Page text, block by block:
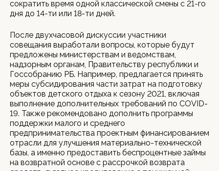
сократить время одной классической смены с 21-го
дня до 14-ти или 18-ти дней.
После двухчасовой дискуссии участники
совещания выработали вопросы, которые будут
предложены министерствам и ведомствам,
надзорным органам, Правительству республики и
Госсобранию РБ. Например, предлагается принять
меры субсидирования части затрат на подготовку
объектов детского отдыха к сезону 2021, включая
выполнение дополнительных требований по COVID-
19. Также рекомендовано дополнить программы
поддержки малого и среднего
предпринимательства проектным финансированием
отрасли для улучшения материально-технической
базы, а именно предоставить беспроцентные займы
на возвратной основе с рассрочкой возврата